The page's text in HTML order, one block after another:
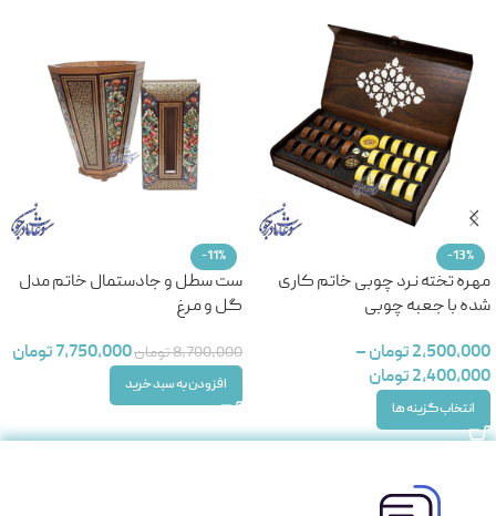
-13%
مهره تخته نرد چوبی خاتم کاری
شده با جعبه چوبی
2,500,000تومان–
2,400,000تومان
انتخاب گزینه ها
-11%
ست سطل و جادستمال خاتم مدل
گل و مرغ
8,700,000تومان7,750,000تومان
افزودن به سبد خرید